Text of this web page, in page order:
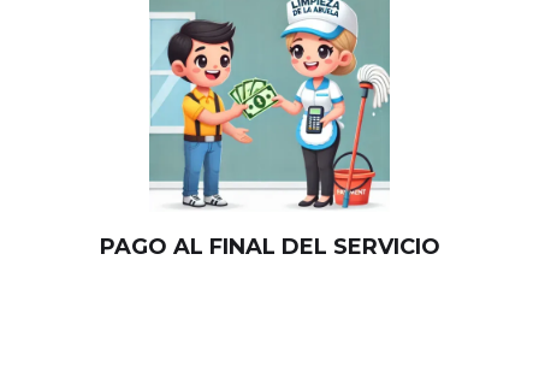
PAGO AL FINAL DEL SERVICIO